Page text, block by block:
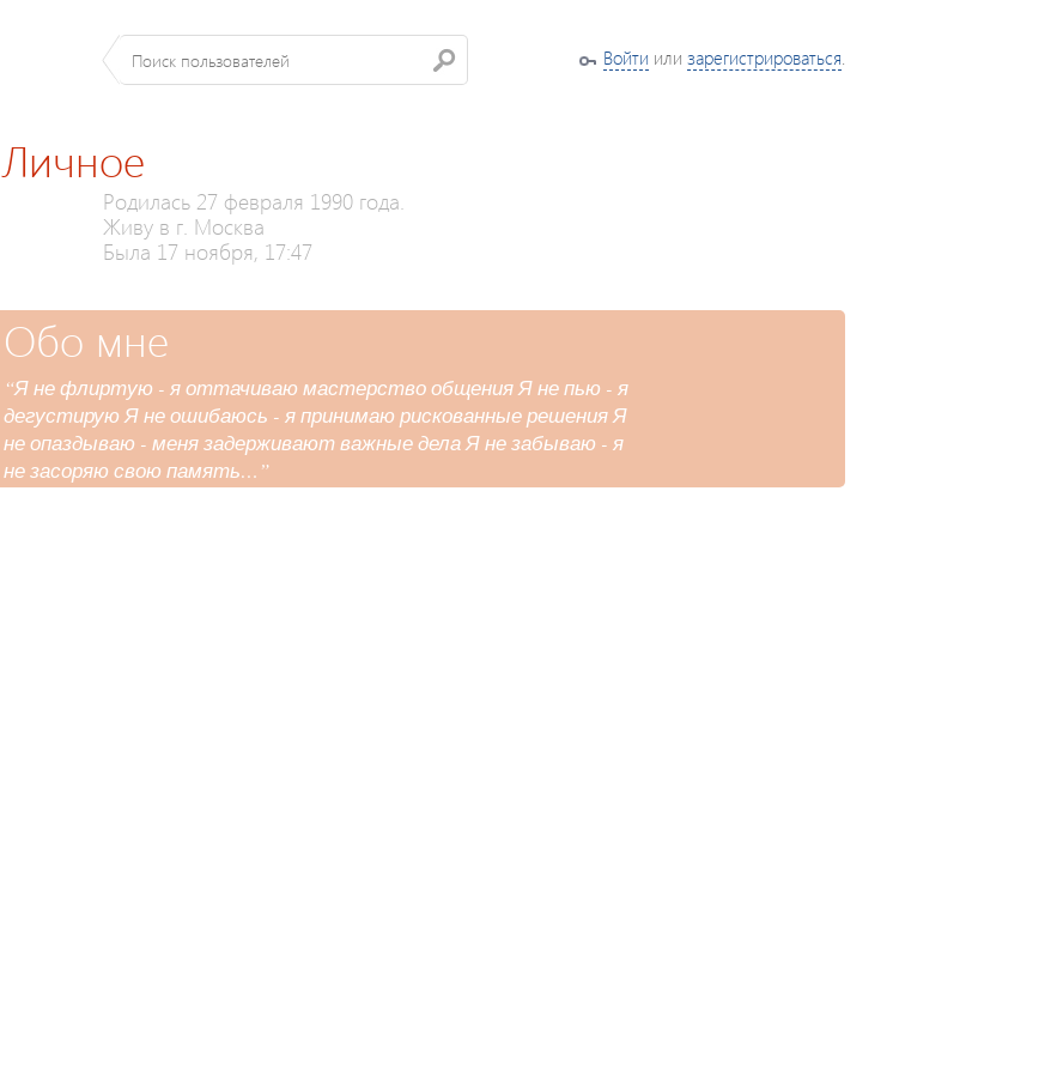
Войти или зарегистрироваться.
Личное
Родилась 27 февраля 1990 года.
Живу в г. Москва
Была 17 ноября, 17:47
Обо мне
“Я не флиртую - я оттачиваю мастерство общения Я не пью - я
дегустирую Я не ошибаюсь - я принимаю рискованные решения Я
не опаздываю - меня задерживают важные дела Я не забываю - я
не засоряю свою память…”